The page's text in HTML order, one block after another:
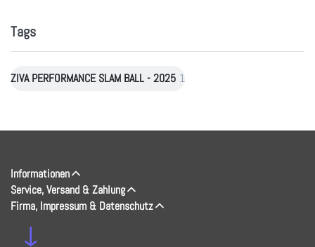
Tags
ZIVA PERFORMANCE SLAM BALL - 2025 1
Informationen
Service, Versand & Zahlung
Firma, Impressum & Datenschutz
↓